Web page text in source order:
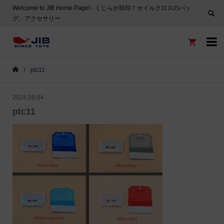
Welcome to JIB Home Page! ‐ くじらが目印！セイルクロスのバッ
グ、アクセサリー


ptc11
2024.08.04
ptc11